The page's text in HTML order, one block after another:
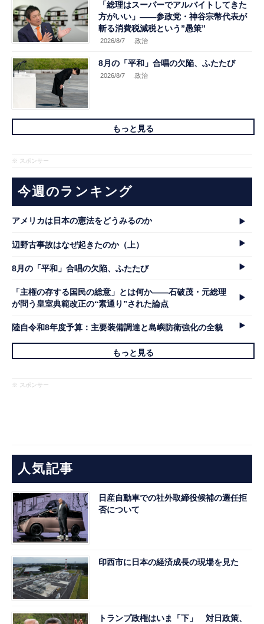
「総理はスーパーでアルバイトしてきた
方がいい」――参政党・神谷宗幣代表が
斬る消費税減税という”愚策”
2026/8/7 .政治
8月の「平和」合唱の欠陥、ふたたび
2026/8/7 .政治
もっと見る
※ スポンサー
今週のランキング
アメリカは日本の憲法をどうみるのか
辺野古事故はなぜ起きたのか（上）
8月の「平和」合唱の欠陥、ふたたび
「主権の存する国民の総意」とは何か――石破茂・元総理
が問う皇室典範改正の“素通り”された論点
陸自令和8年度予算：主要装備調達と島嶼防衛強化の全貌
もっと見る
※ スポンサー
人気記事
日産自動車での社外取締役候補の選任拒
否について
印西市に日本の経済成長の現場を見た
トランプ政権はいま「下」 対日政策、